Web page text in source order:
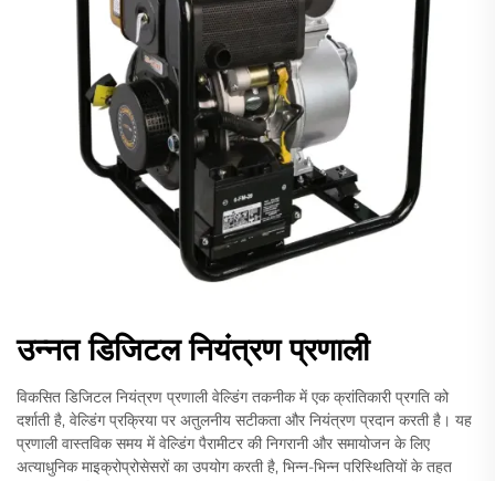
उन्नत डिजिटल नियंत्रण प्रणाली
विकसित डिजिटल नियंत्रण प्रणाली वेल्डिंग तकनीक में एक क्रांतिकारी प्रगति को
दर्शाती है, वेल्डिंग प्रक्रिया पर अतुलनीय सटीकता और नियंत्रण प्रदान करती है। यह
प्रणाली वास्तविक समय में वेल्डिंग पैरामीटर की निगरानी और समायोजन के लिए
अत्याधुनिक माइक्रोप्रोसेसरों का उपयोग करती है, भिन्न-भिन्न परिस्थितियों के तहत